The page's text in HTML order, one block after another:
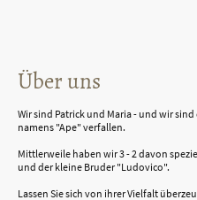
Über uns
Wir sind Patrick und Maria - und wir
namens "Ape" verfallen.
Mittlerweile haben wir 3 - 2 davon
und der kleine Bruder "Ludovico".
Lassen Sie sich von ihrer Vielfalt